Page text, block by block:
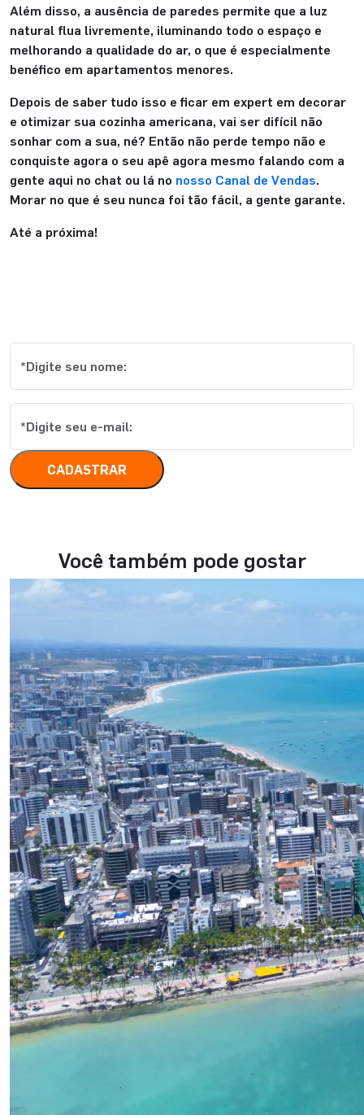
Além disso, a ausência de paredes permite que a luz
natural flua livremente, iluminando todo o espaço e
melhorando a qualidade do ar, o que é especialmente
benéfico em apartamentos menores.
Depois de saber tudo isso e ficar em expert em decorar
e otimizar sua cozinha americana, vai ser difícil não
sonhar com a sua, né? Então não perde tempo não e
conquiste agora o seu apê agora mesmo falando com a
gente aqui no chat ou lá no nosso Canal de Vendas.
Morar no que é seu nunca foi tão fácil, a gente garante.
Até a próxima!
CADASTRAR
Você também pode gostar